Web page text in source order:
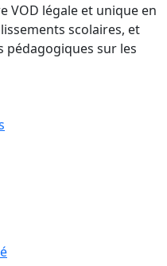
VOD légale et unique en
scolaires, et
pédagogiques sur les